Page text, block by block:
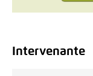
Intervenante